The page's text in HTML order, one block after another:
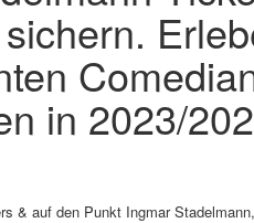
in 2023/
& auf den Punkt Ingmar